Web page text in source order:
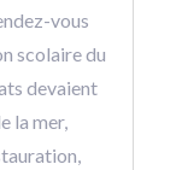
vous
scolaire du
devaient
la mer,